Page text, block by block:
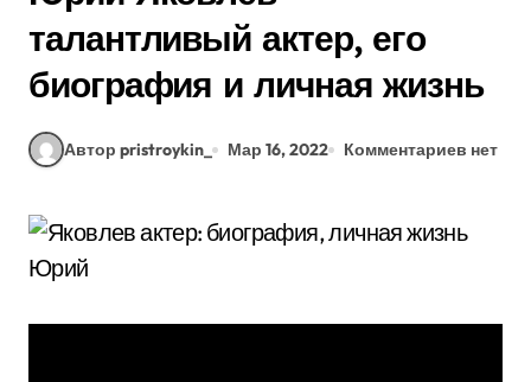
талантливый актер, его
биография и личная жизнь
Автор pristroykin_ Мар 16, 2022 Комментариев нет